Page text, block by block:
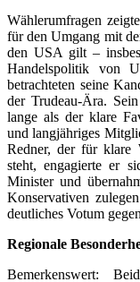
Wählerumfragen
für den Umgang mit
den USA gilt –
Handelspolitik von
betrachteten seine
der Trudeau-Ära.
lange als der klare
und langjähriges
Redner, der für klare
steht, engagierte er
Minister und
Konservativen
deutliches Votum
Regionale
Bemerkenswert: